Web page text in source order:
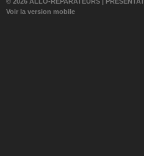
Voir la version mobile